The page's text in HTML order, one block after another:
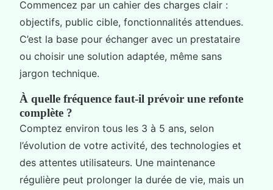
Commencez par un cahier des charges clair :
objectifs, public cible, fonctionnalités attendues.
C’est la base pour échanger avec un prestataire
ou choisir une solution adaptée, même sans
jargon technique.
À quelle fréquence faut-il prévoir une refonte
complète ?
Comptez environ tous les 3 à 5 ans, selon
l’évolution de votre activité, des technologies et
des attentes utilisateurs. Une maintenance
régulière peut prolonger la durée de vie, mais un